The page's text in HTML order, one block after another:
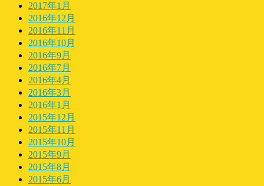
2017年1月
2016年12月
2016年11月
2016年10月
2016年9月
2016年7月
2016年4月
2016年3月
2016年1月
2015年12月
2015年11月
2015年10月
2015年9月
2015年8月
2015年6月